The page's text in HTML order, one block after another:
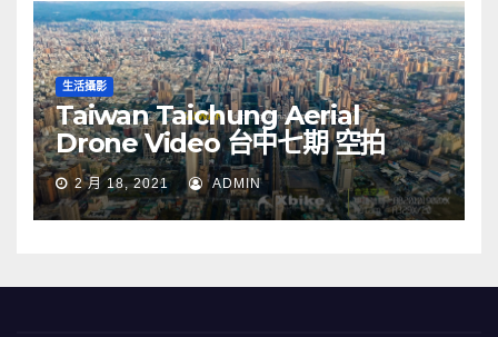
生活攝影
Taiwan Taichung Aerial
Drone Video 台中七期 空拍
2 月 18, 2021 ADMIN